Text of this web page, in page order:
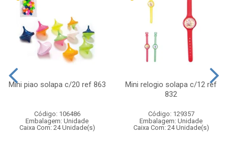
Mini piao solapa c/20 ref 863
Código: 106486
Embalagem: Unidade
Caixa Com: 24 Unidade(s)
Mini relogio solapa c/12 ref
832
Código: 129357
Embalagem: Unidade
Caixa Com: 24 Unidade(s)